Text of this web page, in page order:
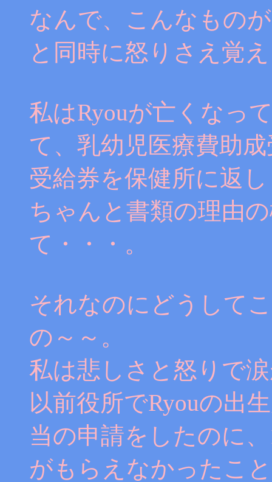
なんで、こんなもの
と同時に怒りさえ覚
私はRyouが亡くなっ
て、乳幼児医療費助
受給券を保健所に返
ちゃんと書類の理由
て・・・。
それなのにどうして
の～～。
私は悲しさと怒りで
以前役所でRyouの出
当の申請をしたのに
がもらえなかったこ